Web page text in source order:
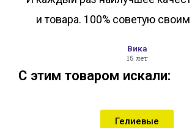
и товара. 100% советую
Вика
15 лет
С этим товаром искали:
Гелиевые